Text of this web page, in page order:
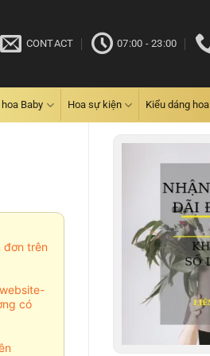
CONTACT 07:00 - 23:00
hoa Baby Hoa sự kiện Kiểu dáng hoa
đơn trên
có